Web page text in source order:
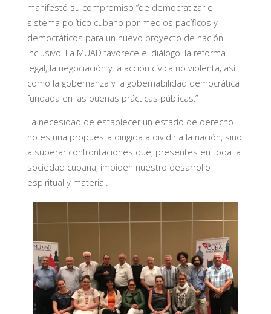
manifestó su compromiso “de democratizar el
sistema político cubano por medios pacíficos y
democráticos para un nuevo proyecto de nación
inclusivo. La MUAD favorece el diálogo, la reforma
legal, la negociación y la acción cívica no violenta; así
como la gobernanza y la gobernabilidad democrática
fundada en las buenas prácticas públicas.”
La necesidad de establecer un estado de derecho
no es una propuesta dirigida a dividir a la nación, sino
a superar confrontaciones que, presentes en toda la
sociedad cubana, impiden nuestro desarrollo
espiritual y material.